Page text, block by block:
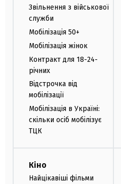
Звільнення з військової
служби
Мобілізація 50+
Мобілізація жінок
Контракт для 18-24-
річних
Відстрочка від
мобілізації
Мобілізація в Україні:
скільки осіб мобілізує
ТЦК
Кіно
Найцікавіші фільми